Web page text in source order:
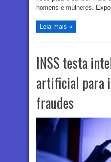
homens e mulheres.
Leia mais »
INSS testa
artificial para
fraudes